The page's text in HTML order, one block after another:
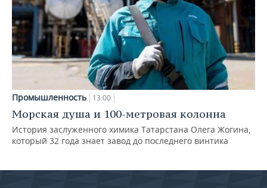
Промышленность 13:00
Морская душа и 100-метровая колонна
История заслуженного химика Татарстана Олега Жогина,
который 32 года знает завод до последнего винтика